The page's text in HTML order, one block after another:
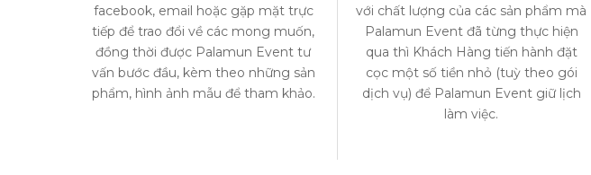
facebook, email hoặc gặp mặt trực
tiếp để trao đổi về các mong muốn,
đồng thời được Palamun Event tư
vấn bước đầu, kèm theo những sản
phẩm, hình ảnh mẫu để tham khảo.
với chất lượng của các sản phẩm mà
Palamun Event đã từng thực hiện
qua thì Khách Hàng tiến hành đặt
cọc một số tiền nhỏ (tuỳ theo gói
dịch vụ) để Palamun Event giữ lịch
làm việc.